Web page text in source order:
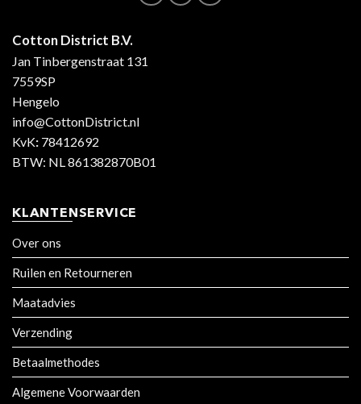
Cotton District B.V.
Jan Tinbergenstraat 131
7559SP
Hengelo
info@CottonDistrict.nl
KvK: 78412692
BTW: NL 861382870B01
KLANTENSERVICE
Over ons
Ruilen en Retourneren
Maatadvies
Verzending
Betaalmethodes
Algemene Voorwaarden